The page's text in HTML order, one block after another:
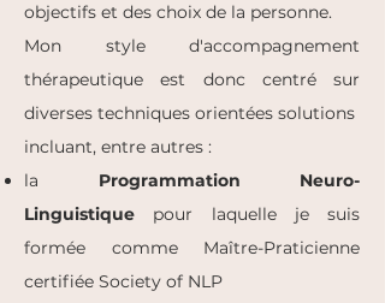
objectifs et des choix de la personne.
Mon style d'accompagnement
thérapeutique est donc centré sur
diverses techniques orientées solutions
incluant, entre autres :
la Programmation Neuro-
Linguistique pour laquelle je suis
formée comme Maître-Praticienne
certifiée Society of NLP